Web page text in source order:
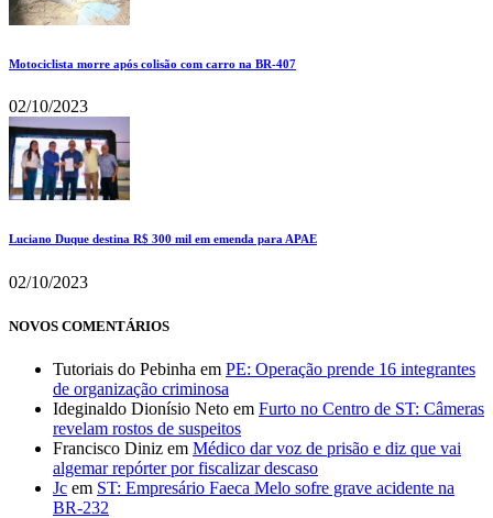
Motociclista morre após colisão com carro na BR-407
02/10/2023
Luciano Duque destina R$ 300 mil em emenda para APAE
02/10/2023
NOVOS COMENTÁRIOS
Tutoriais do Pebinha em PE: Operação prende 16 integrantes
de organização criminosa
Ideginaldo Dionísio Neto em Furto no Centro de ST: Câmeras
revelam rostos de suspeitos
Francisco Diniz em Médico dar voz de prisão e diz que vai
algemar repórter por fiscalizar descaso
Jc em ST: Empresário Faeca Melo sofre grave acidente na
BR-232